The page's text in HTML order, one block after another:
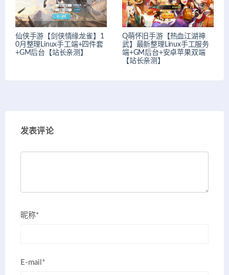
仙侠手游【剑侠情缘龙雀】1
0月整理Linux手工端+四件套
+GM后台【站长亲测】
Q萌怀旧手游【热血江湖神
武】最新整理Linux手工服务
端+GM后台+安卓苹果双端
【站长亲测】
发表评论
昵称*
E-mail*